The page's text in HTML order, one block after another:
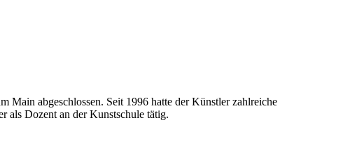
Main abgeschlossen. Seit 1996 hatte der Künstler zahlreiche
als Dozent an der Kunstschule tätig.